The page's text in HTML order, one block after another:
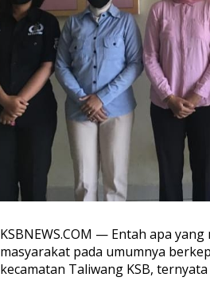
KSBNEWS.COM — Entah apa
masyarakat pada umumnya
kecamatan Taliwang KSB,